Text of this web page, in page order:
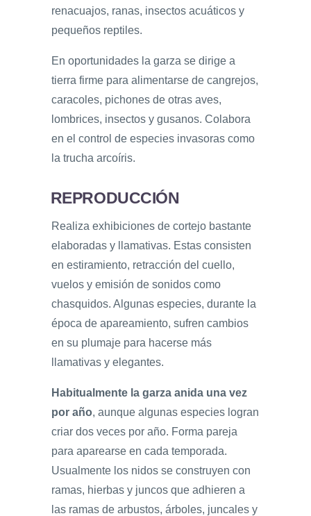
renacuajos, ranas, insectos acuáticos y
pequeños reptiles.
En oportunidades la garza se dirige a
tierra firme para alimentarse de cangrejos,
caracoles, pichones de otras aves,
lombrices, insectos y gusanos. Colabora
en el control de especies invasoras como
la trucha arcoíris.
REPRODUCCIÓN
Realiza exhibiciones de cortejo bastante
elaboradas y llamativas. Estas consisten
en estiramiento, retracción del cuello,
vuelos y emisión de sonidos como
chasquidos. Algunas especies, durante la
época de apareamiento, sufren cambios
en su plumaje para hacerse más
llamativas y elegantes.
Habitualmente la garza anida una vez
por año, aunque algunas especies logran
criar dos veces por año. Forma pareja
para aparearse en cada temporada.
Usualmente los nidos se construyen con
ramas, hierbas y juncos que adhieren a
las ramas de arbustos, árboles, juncales y